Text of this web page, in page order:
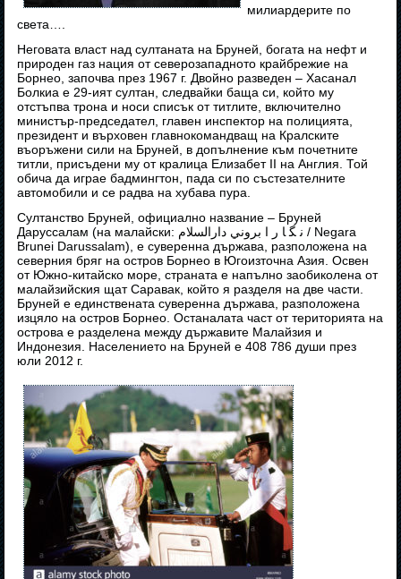
милиардерите по
света….
Неговата власт над султаната на Бруней, богата на нефт и
природен газ нация от северозападното крайбрежие на
Борнео, започва през 1967 г. Двойно разведен – Хасанал
Болкиа е 29-ият султан, следвайки баща си, който му
отстъпва трона и носи списък от титлите, включително
министър-председател, главен инспектор на полицията,
президент и върховен главнокомандващ на Кралските
въоръжени сили на Бруней, в допълнение към почетните
титли, присъдени му от кралица Елизабет II на Англия. Той
обича да играе бадмингтон, пада си по състезателните
автомобили и се радва на хубава пура.
Султанство Бруней, официално название – Бруней
Даруссалам (на малайски: ﻧ ﮕ ﺎ ﺭ ﺍ بروني دارالسلام / Negara
Brunei Darussalam), е суверенна държава, разположена на
северния бряг на остров Борнео в Югоизточна Азия. Освен
от Южно-китайско море, страната е напълно заобиколена от
малайзийския щат Саравак, който я разделя на две части.
Бруней е единствената суверенна държава, разположена
изцяло на остров Борнео. Останалата част от територията на
острова е разделена между държавите Малайзия и
Индонезия. Населението на Бруней е 408 786 души през
юли 2012 г.